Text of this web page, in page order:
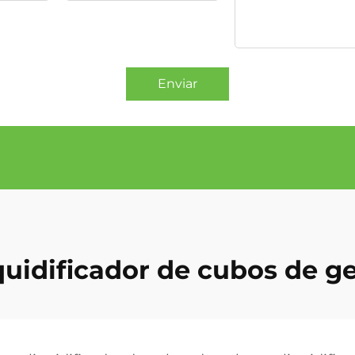
Enviar
de cubos de